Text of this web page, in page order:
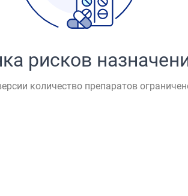
рисков
количество препаратов